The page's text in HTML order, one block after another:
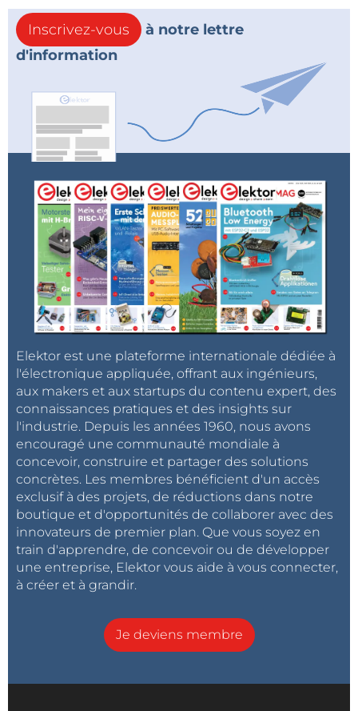
Inscrivez-vous
à notre lettre
d'information
Elektor est une plateforme internationale dédiée à
l'électronique appliquée, offrant aux ingénieurs,
aux makers et aux startups du contenu expert, des
connaissances pratiques et des insights sur
l'industrie. Depuis les années 1960, nous avons
encouragé une communauté mondiale à
concevoir, construire et partager des solutions
concrètes. Les membres bénéficient d'un accès
exclusif à des projets, de réductions dans notre
boutique et d'opportunités de collaborer avec des
innovateurs de premier plan. Que vous soyez en
train d'apprendre, de concevoir ou de développer
une entreprise, Elektor vous aide à vous connecter,
à créer et à grandir.
Je deviens membre